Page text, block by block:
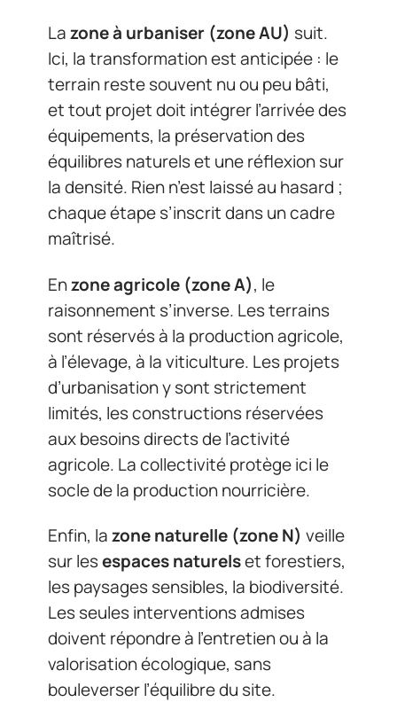
Lazone à urbaniser (zone AU) suit.
Ici, la transformation est anticipée : le
terrain reste souvent nu ou peu bâti,
et tout projet doit intégrer l’arrivée des
équipements, la préservation des
équilibres naturels et une réflexion sur
la densité. Rien n’est laissé au hasard ;
chaque étape s’inscrit dans un cadre
maîtrisé.
Enzone agricole (zone A), le
raisonnement s’inverse. Les terrains
sont réservés à la production agricole,
à l’élevage, à la viticulture. Les projets
d’urbanisation y sont strictement
limités, les constructions réservées
aux besoins directs de l’activité
agricole. La collectivité protège ici le
socle de la production nourricière.
Enfin, lazone naturelle (zone N) veille
sur lesespaces naturelset forestiers,
les paysages sensibles, la biodiversité.
Les seules interventions admises
doivent répondre à l’entretien ou à la
valorisation écologique, sans
bouleverser l’équilibre du site.